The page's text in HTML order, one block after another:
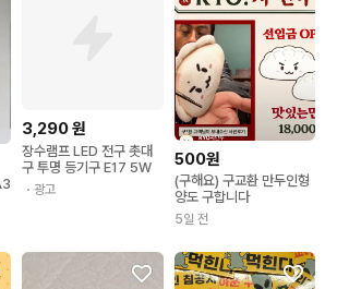
3,290원
장수램프 LED 전구 촛대
구 투명 등기구 E17 5W
・광고
500원
(구해요) 구교환 만두인형
양도 구합니다
5일 전